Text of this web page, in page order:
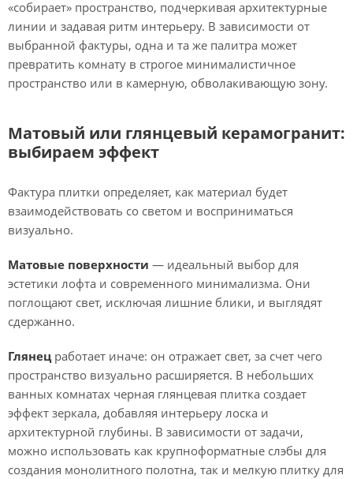
«собирает» пространство, подчеркивая архитектурные
линии и задавая ритм интерьеру. В зависимости от
выбранной фактуры, одна и та же палитра может
превратить комнату в строгое минималистичное
пространство или в камерную, обволакивающую зону.
Матовый или глянцевый керамогранит:
выбираем эффект
Фактура плитки определяет, как материал будет
взаимодействовать со светом и восприниматься
визуально.
Матовые поверхности — идеальный выбор для
эстетики лофта и современного минимализма. Они
поглощают свет, исключая лишние блики, и выглядят
сдержанно.
Глянец работает иначе: он отражает свет, за счет чего
пространство визуально расширяется. В небольших
ванных комнатах черная глянцевая плитка создает
эффект зеркала, добавляя интерьеру лоска и
архитектурной глубины. В зависимости от задачи,
можно использовать как крупноформатные слэбы для
создания монолитного полотна, так и мелкую плитку для